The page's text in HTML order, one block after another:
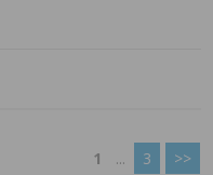
1 ... 3 >>